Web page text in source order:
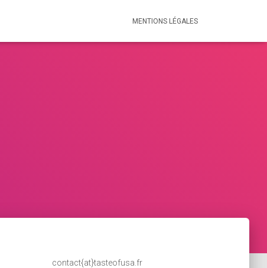
MENTIONS LÉGALES
contact{at}tasteofusa.fr